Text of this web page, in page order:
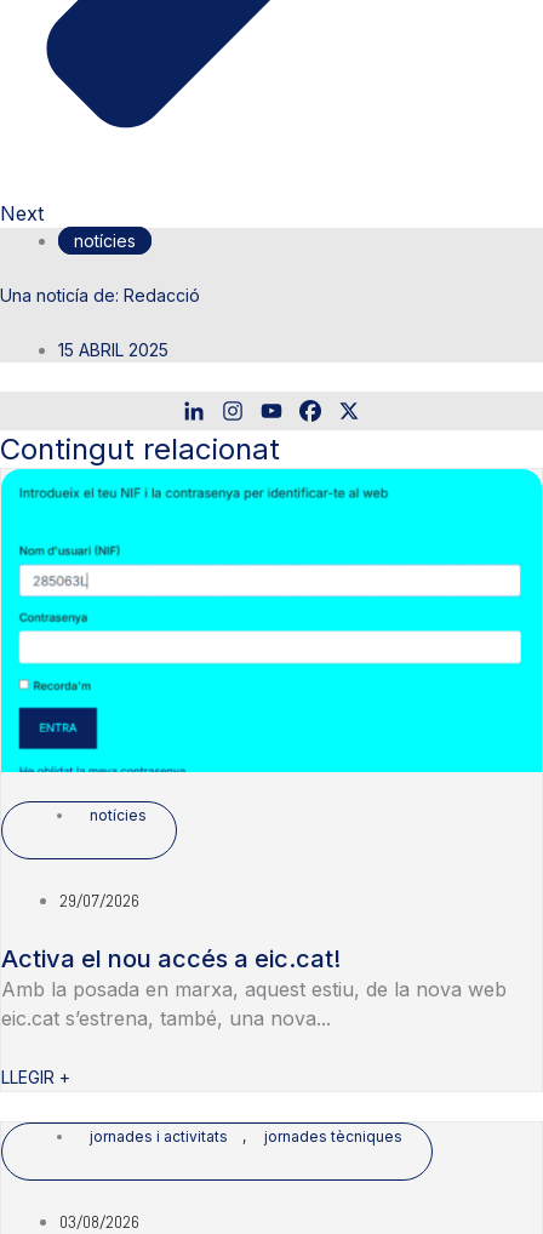
Next
notícies
Redacció
15 ABRIL 2025
Contingut relacionat
notícies
29/07/2026
Activa el nou accés a eic.cat!
Amb la posada en marxa, aquest estiu, de la nova web
eic.cat s’estrena, també, una nova...
LLEGIR +
jornades i activitats , jornades tècniques
03/08/2026